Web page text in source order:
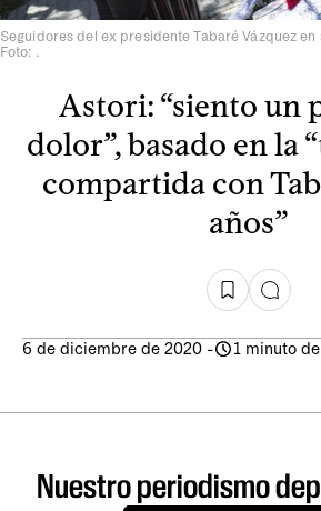
Seguidores del ex presidente Tabaré Vázquez
Foto: .
Astori: “siento un
dolor”, basado en la
compartida con
años”
6 de diciembre de 2020 - 1 minuto
Nuestro periodismo